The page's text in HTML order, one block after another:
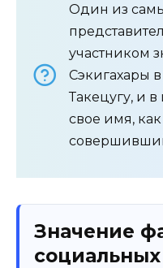
Один из
участником
Сэкигахары
Такецугу, и
свое имя,
Значение
социальных